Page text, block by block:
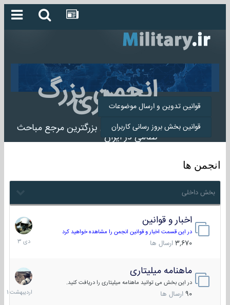
انجمن بزرگ
میلیتاری
انجمن میلیتاری بزرگترین مرجع مباحث
نظامی در ایران
قوانین تدوین و ارسال موضوعات
قوانین بخش بروز رسانی کاربران
انجمن ها
بخش داخلی
اخبار و قوانین
در این قسمت اخبار و قوانین انجمن را مشاهده خواهید کرد
3,670 ارسال ها
22
دی
1403
ماهنامه میلیتاری
در این بخش می توانید ماهنامه میلیتاری را دریافت کنید.
90 ارسال ها
30
1401